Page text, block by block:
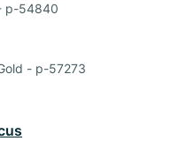
p-54840
- p-57273